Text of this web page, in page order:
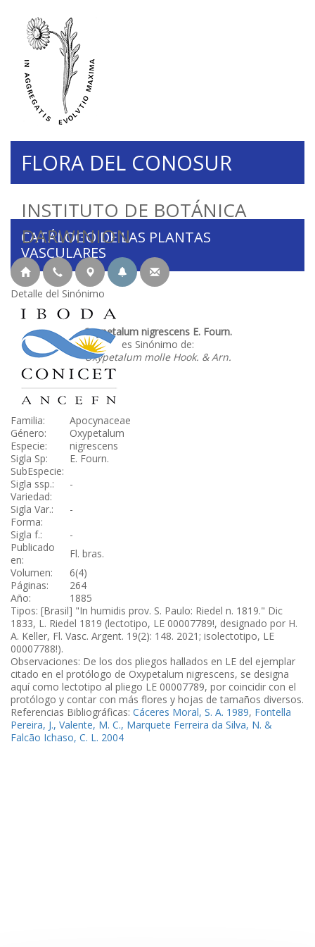
INSTITUTO DE BOTÁNICA
DARWINION
FLORA DEL CONOSUR
CATÁLOGO DE LAS PLANTAS
VASCULARES
Detalle del Sinónimo
Oxypetalum nigrescens E. Fourn.
es Sinónimo de:
Oxypetalum molle Hook. & Arn.
Familia:
Apocynaceae
Género:
Oxypetalum
Especie:
nigrescens
Sigla Sp:
E. Fourn.
SubEspecie:
Sigla ssp.:
-
Variedad:
Sigla Var.:
-
Forma:
Sigla f.:
-
Publicado
en:
Fl. bras.
Volumen:
6(4)
Páginas:
264
Año:
1885
Tipos: [Brasil] "In humidis prov. S. Paulo: Riedel n. 1819." Dic
1833, L. Riedel 1819 (lectotipo, LE 00007789!, designado por H.
A. Keller, Fl. Vasc. Argent. 19(2): 148. 2021; isolectotipo, LE
00007788!).
Observaciones: De los dos pliegos hallados en LE del ejemplar
citado en el protólogo de Oxypetalum nigrescens, se designa
aquí como lectotipo al pliego LE 00007789, por coincidir con el
protólogo y contar con más flores y hojas de tamaños diversos.
Referencias Bibliográficas: Cáceres Moral, S. A. 1989, Fontella
Pereira, J., Valente, M. C., Marquete Ferreira da Silva, N. &
Falcão Ichaso, C. L. 2004